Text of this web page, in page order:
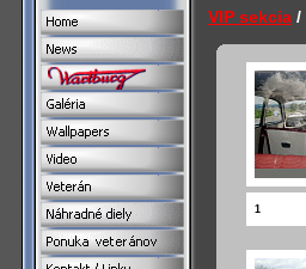
VIP sekcia/